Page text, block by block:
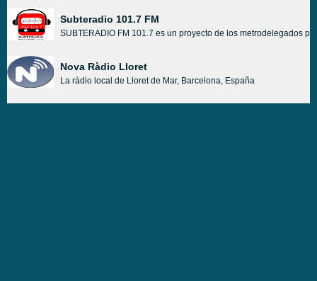
Subteradio 101.7 FM
SUBTERADIO FM 101.7 es un proyecto de los metrodelegados
Nova Ràdio Lloret
La ràdio local de Lloret de Mar, Barcelona, España